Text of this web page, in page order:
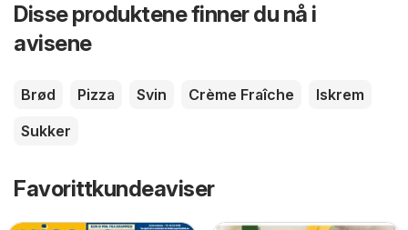
Disse produktene finner du nå i
avisene
Brød Pizza Svin Crème Fraîche
Iskrem
Sukker
Favorittkundeaviser